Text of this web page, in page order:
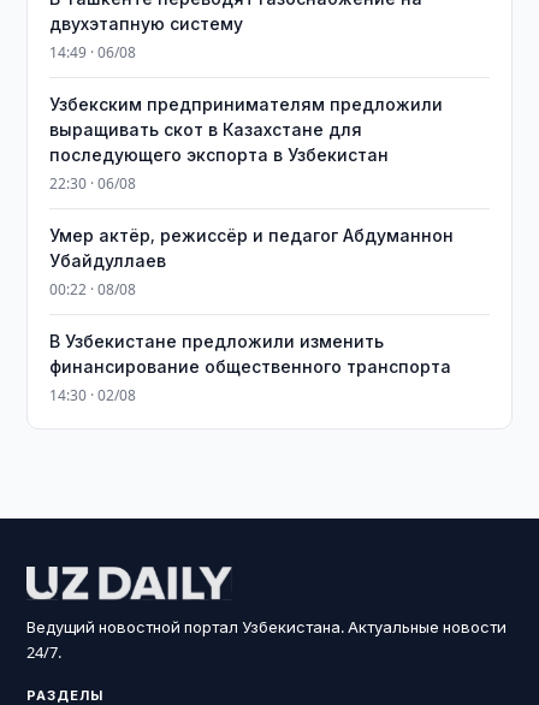
двухэтапную систему
14:49 · 06/08
Узбекским предпринимателям предложили
выращивать скот в Казахстане для
последующего экспорта в Узбекистан
22:30 · 06/08
Умер актёр, режиссёр и педагог Абдуманнон
Убайдуллаев
00:22 · 08/08
В Узбекистане предложили изменить
финансирование общественного транспорта
14:30 · 02/08
Ведущий новостной портал Узбекистана. Актуальные новости
24/7.
РАЗДЕЛЫ